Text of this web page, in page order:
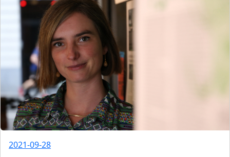
2021-09-28